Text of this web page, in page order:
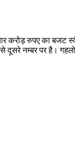
करोड़ रुपए का बजट
नम्बर पर है।